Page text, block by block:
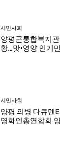
시민사회
양평군통합복지
황…맛·영양 인기
시민사회
양평 의병 다큐멘
영화인총연합회